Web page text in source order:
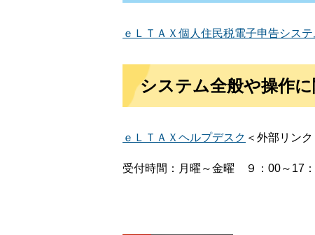
ｅＬＴＡＸ​個人住民税電子申告システ
システム全般や操作
ｅＬＴＡＸヘルプデスク ＜外部リンク
受付時間：月曜～金曜 ９：00～17